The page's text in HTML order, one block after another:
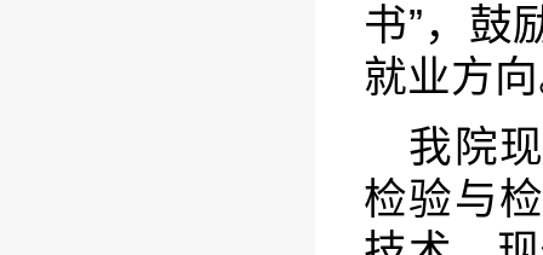
书”，鼓
就业方
我院
检验与